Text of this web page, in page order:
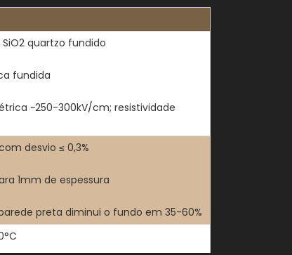
quartzo fundido
fundida
~250-300kV/cm; resistividade
desvio ≤ 0,3%
1mm de espessura
preta diminui o fundo em 35-60%